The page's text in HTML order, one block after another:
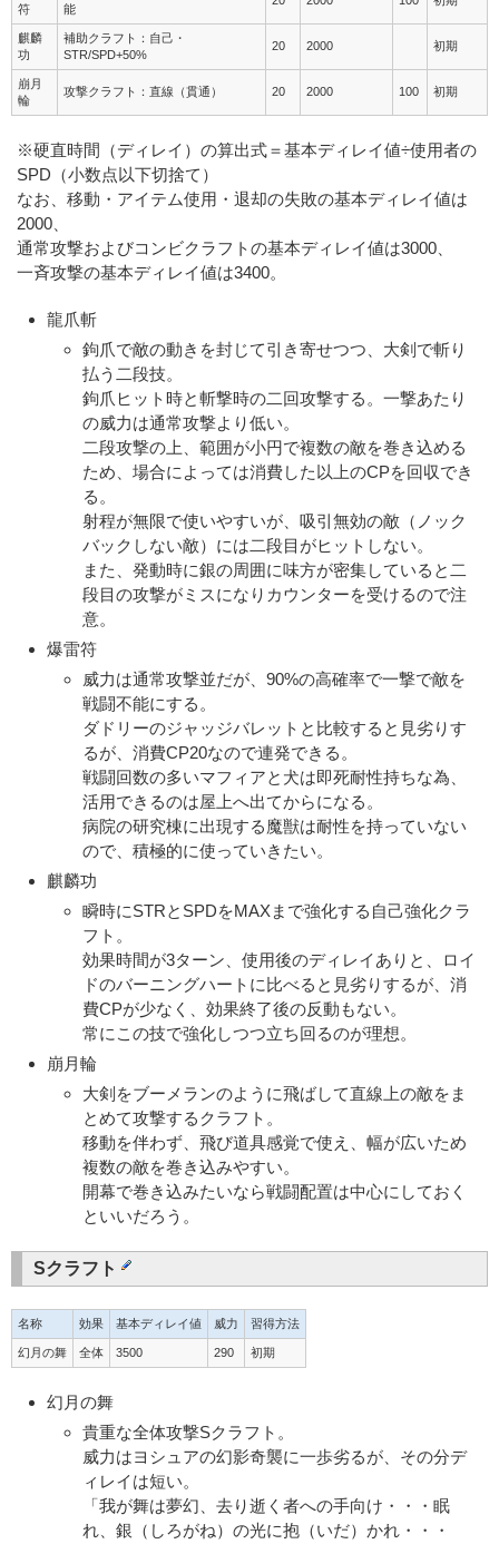
符 能
麒麟
功
補助クラフト：自己・
STR/SPD+50%
20 2000 初期
崩月
輪
攻撃クラフト：直線（貫通） 20 2000 100 初期
※硬直時間（ディレイ）の算出式＝基本ディレイ値÷使用者の
SPD（小数点以下切捨て）
なお、移動・アイテム使用・退却の失敗の基本ディレイ値は
2000、
通常攻撃およびコンビクラフトの基本ディレイ値は3000、
一斉攻撃の基本ディレイ値は3400。
龍爪斬
鉤爪で敵の動きを封じて引き寄せつつ、大剣で斬り
払う二段技。
鉤爪ヒット時と斬撃時の二回攻撃する。一撃あたり
の威力は通常攻撃より低い。
二段攻撃の上、範囲が小円で複数の敵を巻き込める
ため、場合によっては消費した以上のCPを回収でき
る。
射程が無限で使いやすいが、吸引無効の敵（ノック
バックしない敵）には二段目がヒットしない。
また、発動時に銀の周囲に味方が密集していると二
段目の攻撃がミスになりカウンターを受けるので注
意。
爆雷符
威力は通常攻撃並だが、90%の高確率で一撃で敵を
戦闘不能にする。
ダドリーのジャッジバレットと比較すると見劣りす
るが、消費CP20なので連発できる。
戦闘回数の多いマフィアと犬は即死耐性持ちな為、
活用できるのは屋上へ出てからになる。
病院の研究棟に出現する魔獣は耐性を持っていない
ので、積極的に使っていきたい。
麒麟功
瞬時にSTRとSPDをMAXまで強化する自己強化クラ
フト。
効果時間が3ターン、使用後のディレイありと、ロイ
ドのバーニングハートに比べると見劣りするが、消
費CPが少なく、効果終了後の反動もない。
常にこの技で強化しつつ立ち回るのが理想。
崩月輪
大剣をブーメランのように飛ばして直線上の敵をま
とめて攻撃するクラフト。
移動を伴わず、飛び道具感覚で使え、幅が広いため
複数の敵を巻き込みやすい。
開幕で巻き込みたいなら戦闘配置は中心にしておく
といいだろう。
Sクラフト
名称 効果 基本ディレイ値 威力 習得方法
幻月の舞 全体 3500 290 初期
幻月の舞
貴重な全体攻撃Sクラフト。
威力はヨシュアの幻影奇襲に一歩劣るが、その分デ
ィレイは短い。
「我が舞は夢幻、去り逝く者への手向け・・・眠
れ、銀（しろがね）の光に抱（いだ）かれ・・・